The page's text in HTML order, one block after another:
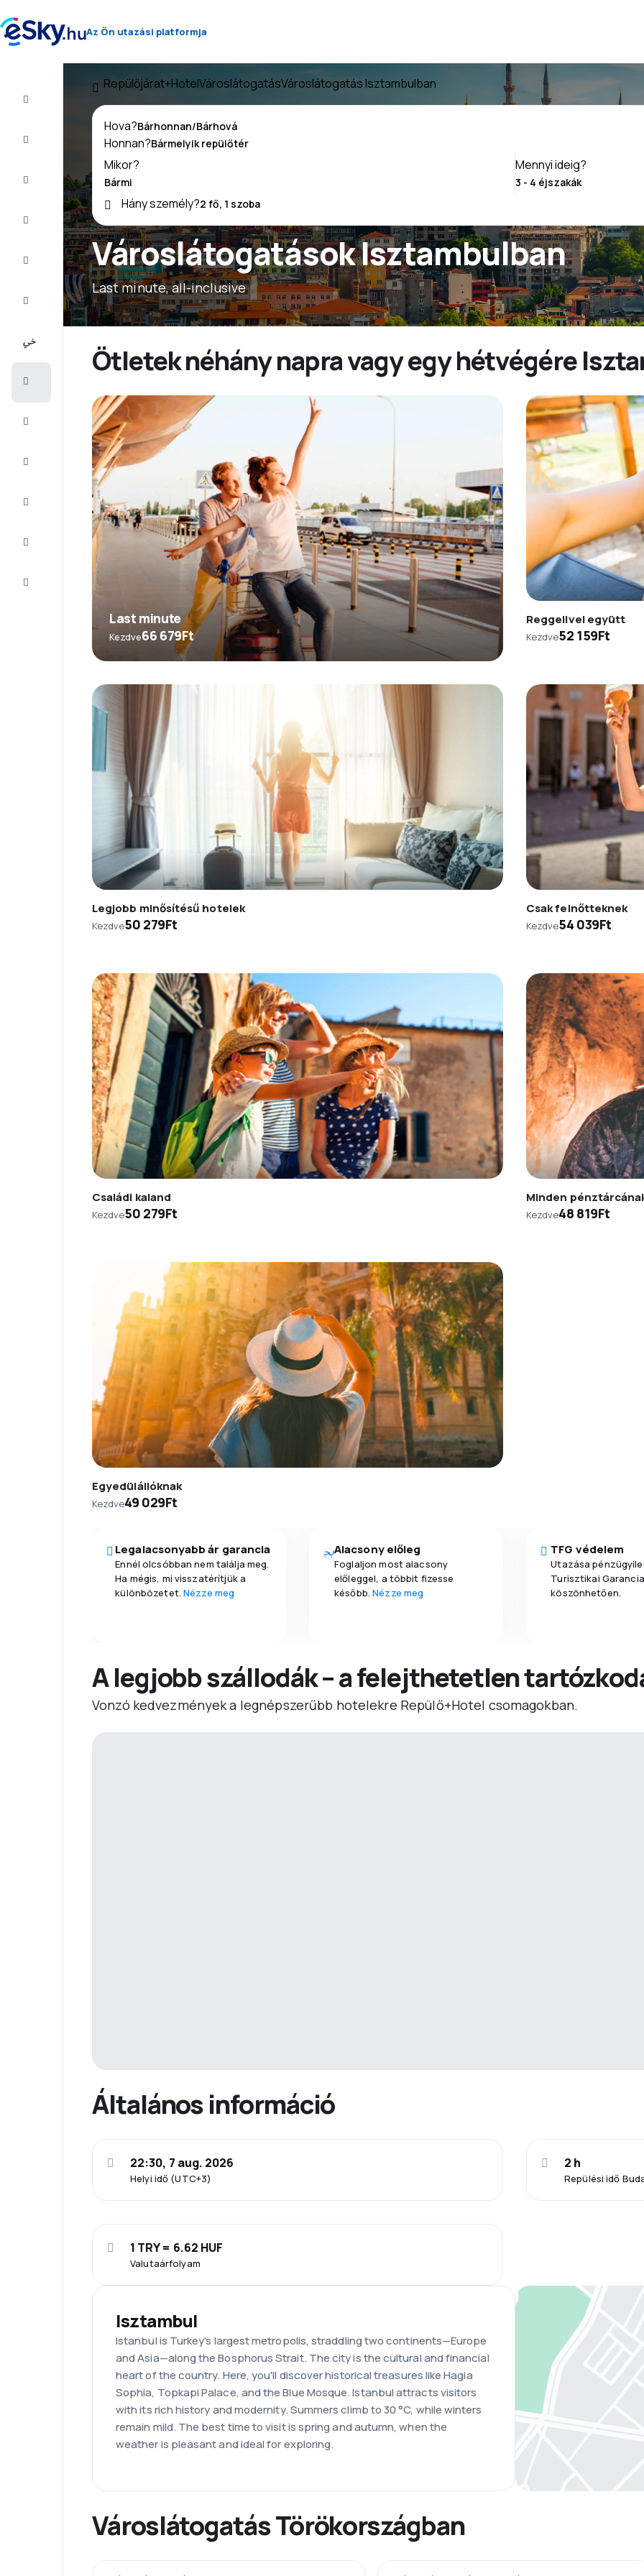
Az Ön utazási platformja
Nyaralás
Ügyfélszolgálat
Repülőjárat+HotelVároslátogatásVároslátogatás Isztambulban
Városlátogatások Isztambulban
Last minute, all-inclusive
Hova?
Honnan?
Mikor?
Mennyi ideig?
Hány személy?
Ötletek néhány napra vagy egy hétvégére
Last minute
Kezdve66 679Ft
Reggelivel együtt
Kezdve52 159Ft
Legjobb minősítésű hotelek
Kezdve50 279Ft
Csak felnőtteknek
Kezdve54 039Ft
Családi kaland
Kezdve50 279Ft
Minden
Kezdve48 819Ft
Egyedülállóknak
Kezdve49 029Ft
Legalacsonyabb ár garancia
Ennél olcsóbban nem találja meg.
Ha mégis, mi visszatérítjük a
különbözetet.Nézze meg
Alacsony előleg
Foglaljon most alacsony
előleggel, a többit fizesse
később.Nézze meg
TFG védelem
Utazása
Turisztikai
köszönhetően.
A legjobb szállodák – a felejthetetlen
Vonzó kedvezmények a legnépszerűbb hotelekre Repülő+Hotel csomagokban.
Általános információ
Helyi idő (UTC+3)
22:30, 7 aug. 2026
Repülési idő
2 h
Valutaárfolyam
1 TRY = 6.62 HUF
Isztambul
Istanbul is Turkey's largest metropolis, straddling two continents—Europe
and Asia—along the Bosphorus Strait. The city is the cultural and financial
heart of the country. Here, you'll discover historical treasures like Hagia
Sophia, Topkapi Palace, and the Blue Mosque. Istanbul attracts visitors
with its rich history and modernity. Summers climb to 30 °C, while winters
remain mild. The best time to visit is spring and autumn, when the
weather is pleasant and ideal for exploring.
Városlátogatás Törökországban